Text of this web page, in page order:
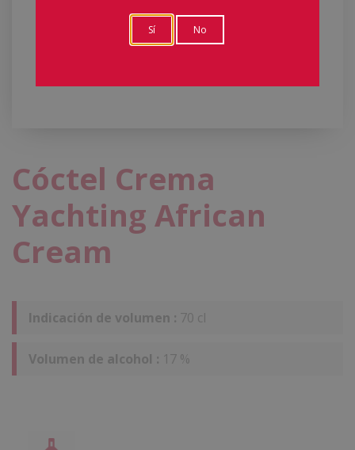
Cóctel Crema
Yachting African
Cream
Indicación de volumen : 70 cl
Volumen de alcohol : 17 %
Sí No